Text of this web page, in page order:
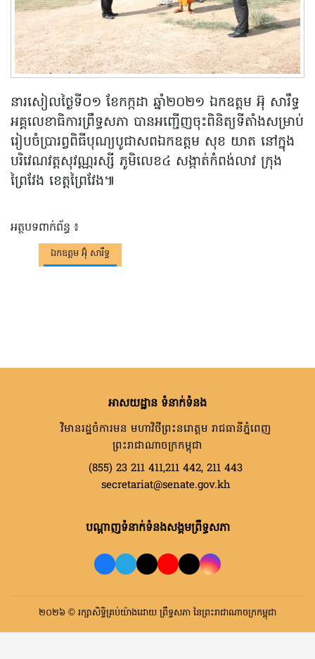
នារសៀលថ្ងៃទី០១ ខែកក្កដា ឆ្នាំ២០២១ ឯកឧត្តម អ៊ុ សារឹទ្ធ
អគ្គលេខាធិការព្រឹទ្ធសភា បានអញ្ជើញចុះពិនិត្យទីតាំងសម្រាប់
រៀបចំប្រារព្វពិធីបុណ្យបូជាសពឯកឧត្តម សុខ យាត នៅក្នុង
បរិវេណវត្តសុវណ្ណរស្សី ភូមិលេខ៤ សង្កាត់កំពង់លាវ ក្រុង
ព្រៃវែង ខេត្តព្រៃវែង៕
អត្ថបទពាក់ព័ន្ធ ៖
ឯកឧត្តម អ៊ុំ សារឹទ្ធ
អាសយដ្ឋាន ទំនាក់ទំនង
វិមានរដ្ឋចំការមន មហាវិថីព្រះនរោត្តម រាជធានីភ្នំពេញ
ព្រះរាជាណាចក្រកម្ពុជា
(855) 23 211 411,211 442, 211 443
secretariat@senate.gov.kh
បណ្តាញទំនាក់ទំនងសង្គមព្រឹទ្ធសភា
២០២៦ © រក្សាសិទ្ធិគ្រប់យ៉ាងដោយ ព្រឹទ្ធសភា នៃព្រះរាជាណាចក្រកម្ពុជា